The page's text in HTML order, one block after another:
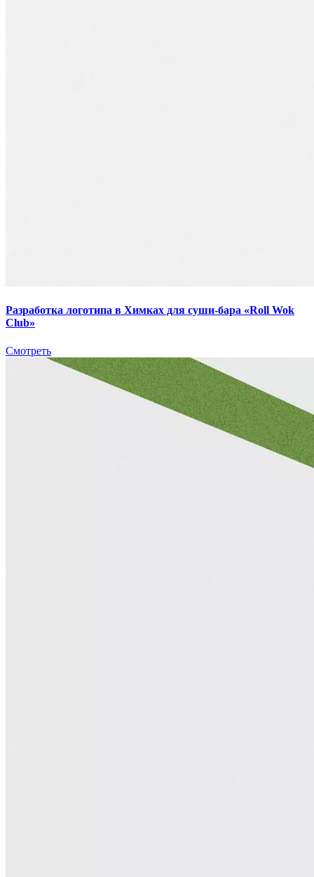
Разработка логотипа в Химках для суши-бара «Roll Wok
Club»
Смотреть